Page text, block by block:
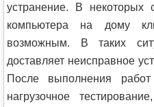
устранение. В некоторых
компьютера на дому
возможным. В таких
доставляет неисправное
После выполнения
нагрузочное